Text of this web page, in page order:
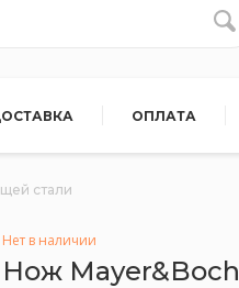
ОПЛАТА
стали
Нет в наличии
Нож